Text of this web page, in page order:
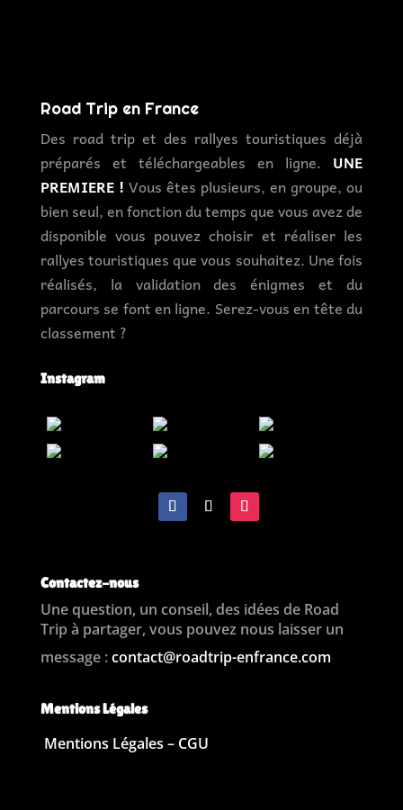
Road Trip en France
Des road trip et des rallyes touristiques déjà
préparés et téléchargeables en ligne. UNE
PREMIERE ! Vous êtes plusieurs, en groupe, ou
bien seul, en fonction du temps que vous avez de
disponible vous pouvez choisir et réaliser les
rallyes touristiques que vous souhaitez. Une fois
réalisés, la validation des énigmes et du
parcours se font en ligne. Serez-vous en tête du
classement ?
Instagram
Contactez-nous
Une question, un conseil, des idées de Road
Trip à partager, vous pouvez nous laisser un
message :contact@roadtrip-enfrance.com
Mentions Légales
Mentions Légales – CGU